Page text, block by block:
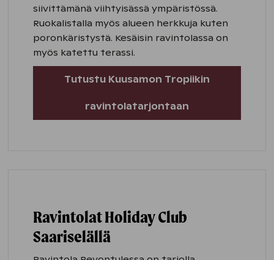
siivittämänä viihtyisässä ympäristössä.
Ruokalistalla myös alueen herkkuja kuten
poronkäristystä. Kesäisin ravintolassa on
myös katettu terassi.
Tutustu Kuusamon Tropiikin
ravintolatarjontaan
Ravintolat Holiday Club
Saariselällä